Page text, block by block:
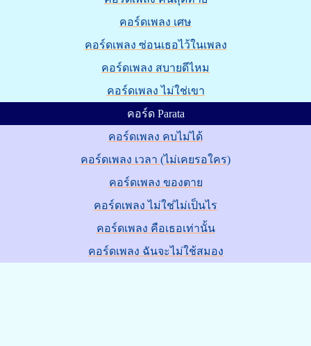
คอร์ดเพลง เศษ
คอร์ดเพลง ซ่อนเธอไว้ในเพลง
คอร์ดเพลง สบายดีไหม
คอร์ดเพลง ไม่ใช่เขา
คอร์ด Parata
คอร์ดเพลง คบไม่ได้
คอร์ดเพลง เวลา (ไม่เคยรอใคร)
คอร์ดเพลง ของตาย
คอร์ดเพลง ไม่ใช่ไม่เป็นไร
คอร์ดเพลง คือเธอเท่านั้น
คอร์ดเพลง ฉันจะไม่ใช้สมอง